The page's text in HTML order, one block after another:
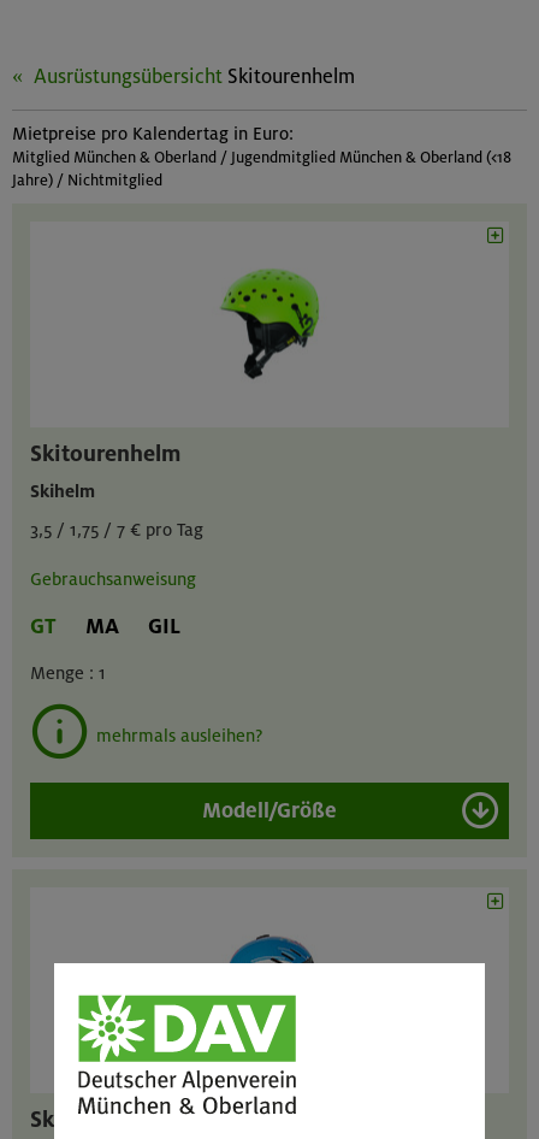
Ausrüstungsübersicht Skitourenhelm
Mietpreise pro Kalendertag in Euro:
Mitglied München & Oberland / Jugendmitglied München & Oberland (<18
Jahre) / Nichtmitglied
Skitourenhelm
Skihelm
3,5 / 1,75 / 7 € pro Tag
Gebrauchsanweisung
GT MA GIL
Menge : 1
mehrmals ausleihen?
Modell/Größe
Skitourenhelm